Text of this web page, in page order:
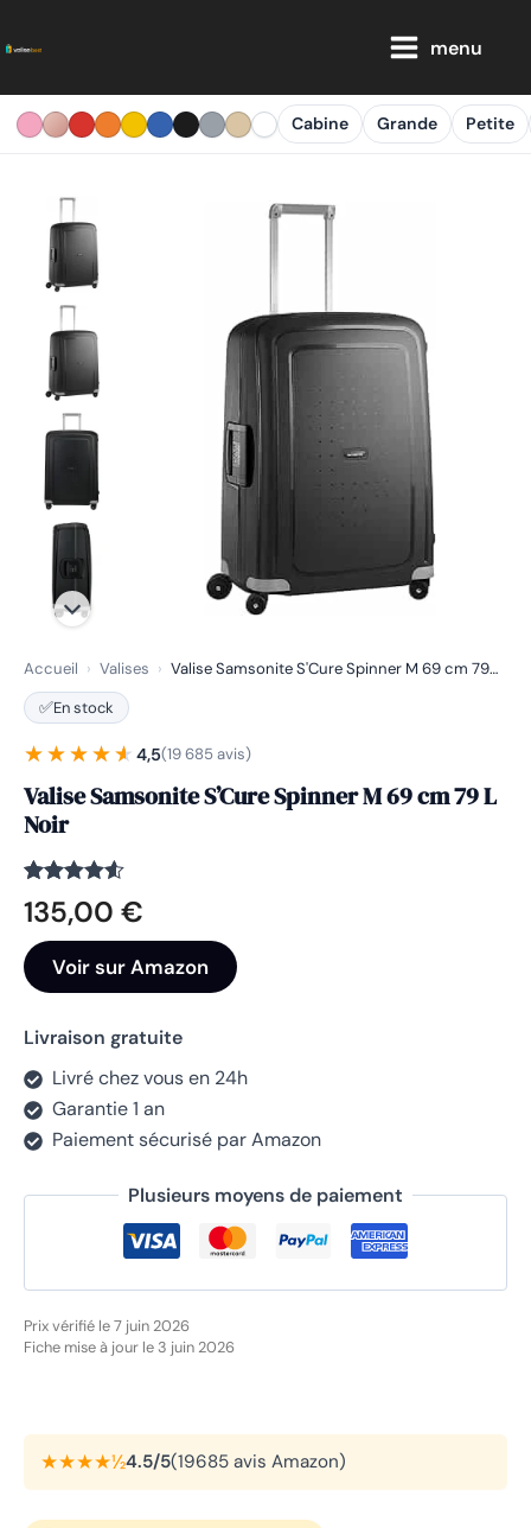
au
menu
Cabine Grande Petite
Accueil › Valises › Valise Samsonite S'Cure Spinner M 69 cm 79…
✅En stock
★★★★★
★★★★★ 4,5(19 685 avis)
Valise Samsonite S’Cure Spinner M 69 cm 79 L
Noir
Noté 4.5
sur 5
19685
notations
client
135,00 €
Voir sur Amazon
Livraison gratuite
Livré chez vous en 24h
Garantie 1 an
Paiement sécurisé par Amazon
Plusieurs moyens de paiement
Prix vérifié le 7 juin 2026
Fiche mise à jour le 3 juin 2026
★★★★½4.5/5(19685 avis Amazon)